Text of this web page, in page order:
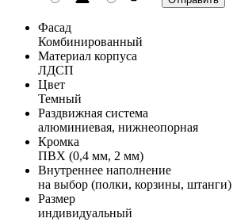
Фасад
Комбинированный
Материал корпуса
ЛДСП
Цвет
Темный
Раздвижная система
алюминиевая, нижнеопорная
Кромка
ПВХ (0,4 мм, 2 мм)
Внутреннее наполнение
на выбор (полки, корзины, штанги)
Размер
индивидуальный